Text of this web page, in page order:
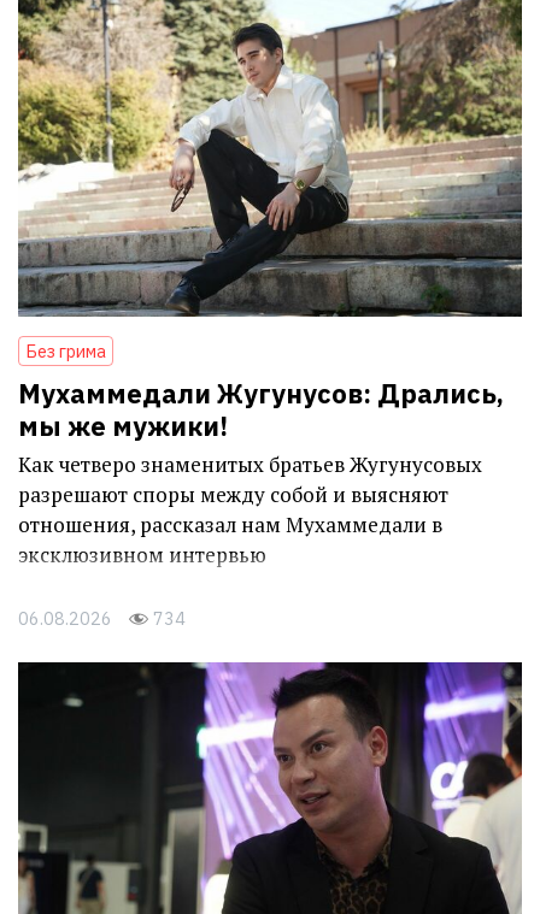
Без грима
Мухаммедали Жугунусов: Дрались,
мы же мужики!
Как четверо знаменитых братьев Жугунусовых
разрешают споры между собой и выясняют
отношения, рассказал нам Мухаммедали в
эксклюзивном интервью
06.08.2026 734